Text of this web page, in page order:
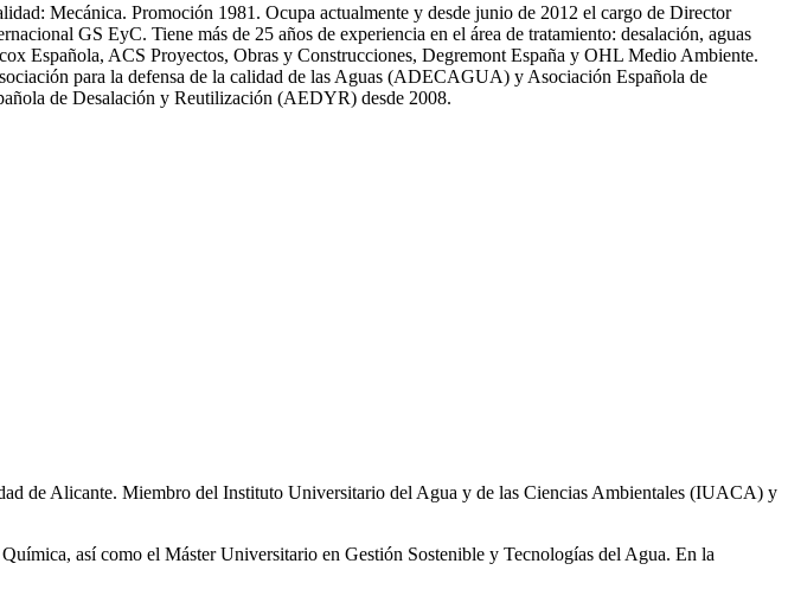
Mecánica. Promoción 1981. Ocupa actualmente y desde junio de 2012 el cargo de Director
GS EyC. Tiene más de 25 años de experiencia en el área de tratamiento: desalación, aguas
Española, ACS Proyectos, Obras y Construcciones, Degremont España y OHL Medio Ambiente.
para la defensa de la calidad de las Aguas (ADECAGUA) y Asociación Española de
de Desalación y Reutilización (AEDYR) desde 2008.
de Alicante. Miembro del Instituto Universitario del Agua y de las Ciencias Ambientales (IUACA) y
así como el Máster Universitario en Gestión Sostenible y Tecnologías del Agua. En la